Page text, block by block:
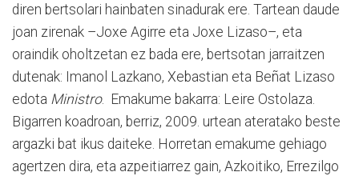
diren bertsolari hainbaten sinadurak ere. Tartean daude
joan zirenak –Joxe Agirre eta Joxe Lizaso–, eta
oraindik oholtzetan ez bada ere, bertsotan jarraitzen
dutenak: Imanol Lazkano, Xebastian eta Beñat Lizaso
edota Ministro. Emakume bakarra: Leire Ostolaza.
Bigarren koadroan, berriz, 2009. urtean ateratako beste
argazki bat ikus daiteke. Horretan emakume gehiago
agertzen dira, eta azpeitiarrez gain, Azkoitiko, Errezilgo